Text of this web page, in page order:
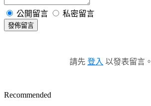
公開留言 私密留言
發佈留言
請先 登入 以發表留言。
Recommended